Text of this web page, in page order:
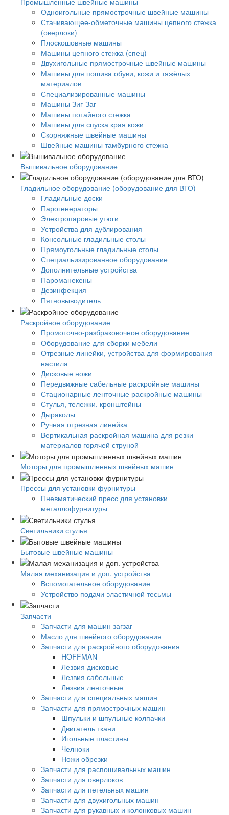
Одноигольные прямострочные швейные машины
Стачивающее-обметочные машины цепного стежка
(оверлоки)
Плоскошовные машины
Машины цепного стежка (спец)
Двухигольные прямострочные швейные машины
Машины для пошива обуви, кожи и тяжёлых
материалов
Специализированные машины
Машины Зиг-Заг
Машины потайного стежка
Машины для спуска края кожи
Скорняжные швейные машины
Швейные машины тамбурного стежка
Вышивальное оборудование
Гладильное оборудование (оборудование для ВТО)
Гладильные доски
Парогенераторы
Электропаровые утюги
Устройства для дублирования
Консольные гладильные столы
Прямоугольные гладильные столы
Специальизированное оборудование
Дополнительные устройства
Пароманекены
Дезинфекция
Пятновыводитель
Раскройное оборудование
Промоточно-разбраковочное оборудование
Оборудование для сборки мебели
Отрезные линейки, устройства для формирования
настила
Дисковые ножи
Передвижные сабельные раскройные машины
Стационарные ленточные раскройные машины
Стулья, тележки, кронштейны
Дыраколы
Ручная отрезная линейка
Вертикальная раскройная машина для резки
материалов горячей струной
Моторы для промышленных швейных машин
Прессы для установки фурнитуры
Пневматический пресс для установки
металлофурнитуры
Светильники стулья
Бытовые швейные машины
Малая механизация и доп. устройства
Вспомогательное оборудование
Устройство подачи эластичной тесьмы
Запчасти
Запчасти для машин загзаг
Масло для швейного оборудования
Запчасти для раскройного оборудования
HOFFMAN
Лезвия дисковые
Лезвия сабельные
Лезвия ленточные
Запчасти для специальных машин
Запчасти для прямострочных машин
Шпульки и шпульные колпачки
Двигатель ткани
Игольные пластины
Челноки
Ножи обрезки
Запчасти для распошивальных машин
Запчасти для оверлоков
Запчасти для петельных машин
Запчасти для двухигольных машин
Запчасти для рукавных и колонковых машин